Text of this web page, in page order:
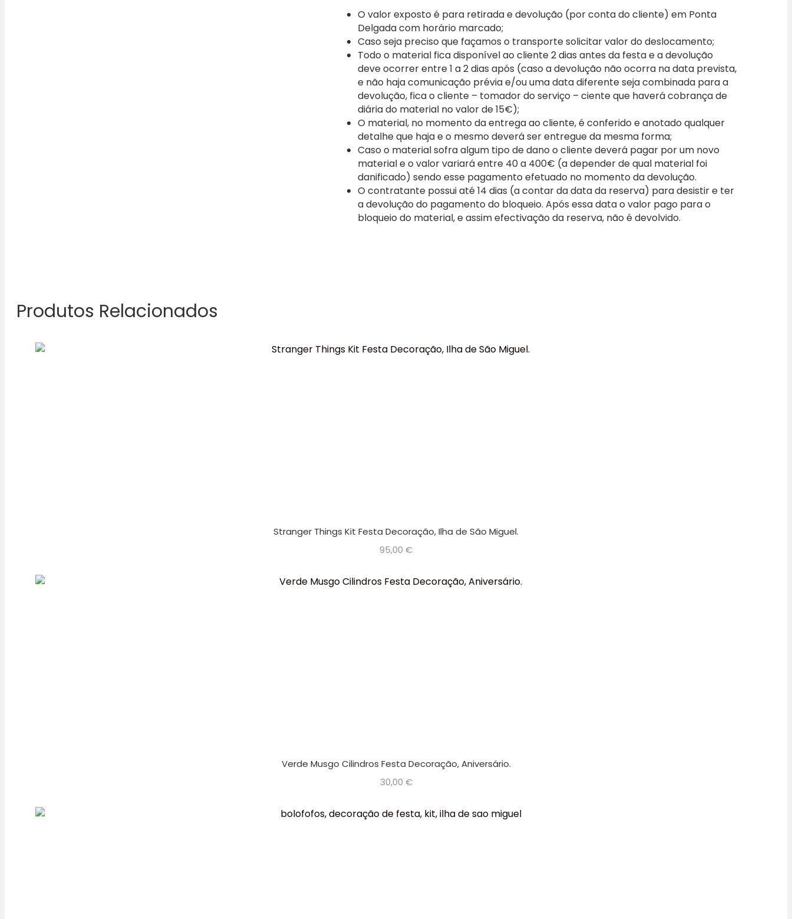
O valor exposto é para retirada e devolução (por conta do cliente) em Ponta
Delgada com horário marcado;
Caso seja preciso que façamos o transporte solicitar valor do deslocamento;
Todo o material fica disponível ao cliente 2 dias antes da festa e a devolução
deve ocorrer entre 1 a 2 dias após (caso a devolução não ocorra na data prevista,
e não haja comunicação prévia e/ou uma data diferente seja combinada para a
devolução, fica o cliente – tomador do serviço – ciente que haverá cobrança de
diária do material no valor de 15€);
O material, no momento da entrega ao cliente, é conferido e anotado qualquer
detalhe que haja e o mesmo deverá ser entregue da mesma forma;
Caso o material sofra algum tipo de dano o cliente deverá pagar por um novo
material e o valor variará entre 40 a 400€ (a depender de qual material foi
danificado) sendo esse pagamento efetuado no momento da devolução.
O contratante possui até 14 dias (a contar da data da reserva) para desistir e ter
a devolução do pagamento do bloqueio. Após essa data o valor pago para o
bloqueio do material, e assim efectivação da reserva, não é devolvido.
Produtos Relacionados
Stranger Things Kit Festa Decoração, Ilha de São Miguel.
95,00 €
Verde Musgo Cilindros Festa Decoração, Aniversário.
30,00 €